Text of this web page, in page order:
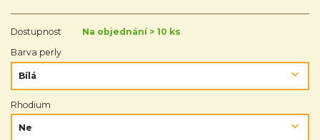
Dostupnost
Na objednání > 10 ks
Barva perly
Rhodium